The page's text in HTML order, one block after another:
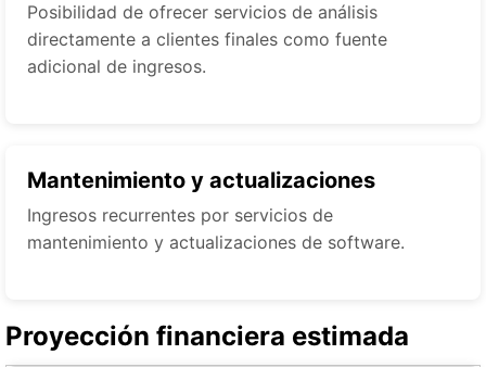
Posibilidad de ofrecer servicios de análisis
directamente a clientes finales como fuente
adicional de ingresos.
Mantenimiento y actualizaciones
Ingresos recurrentes por servicios de
mantenimiento y actualizaciones de software.
Proyección financiera estimada